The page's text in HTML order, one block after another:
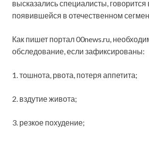
высказались специалисты, говорится
появившейся в отечественном
Как пишет портал 00news.ru,
обследование, если зафиксированы:
1. тошнота, рвота, потеря аппетита;
2. вздутие живота;
3. резкое похудение;